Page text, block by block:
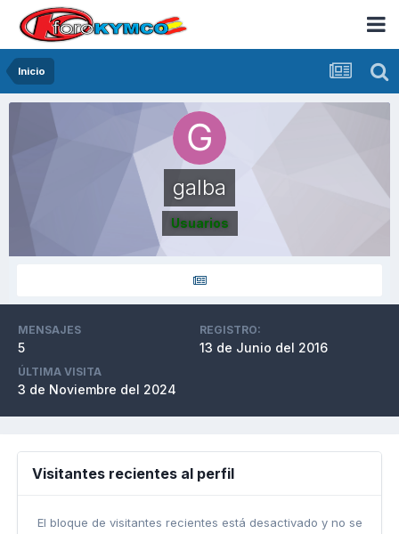
Inicio
galba
Usuarios
MENSAJES
5
REGISTRO:
13 de Junio del 2016
ÚLTIMA VISITA
3 de Noviembre del 2024
Visitantes recientes al perfil
El bloque de visitantes recientes está desactivado y no se